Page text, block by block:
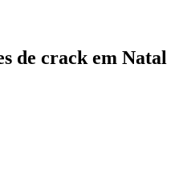
de crack em Natal